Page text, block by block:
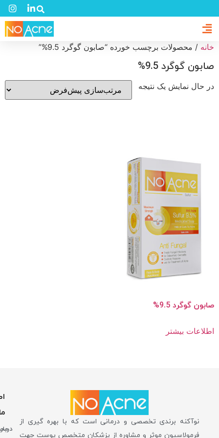
خانه / محصولات برچسب خورده “صابون گوگرد 9.5%”
صابون گوگرد 9.5%
در حال نمایش یک نتیجه
صابون گوگرد 9.5%
اطلاعات بیشتر
نوآکنه برندی تخصصی و درمانی است که با بهره گیری از
فرمولاسیون موثر و مشاوره از پزشکان متخصص پوست جهت